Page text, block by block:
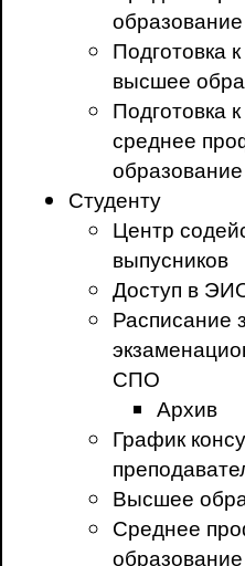
образование
Подготовка
высшее
Подготовка
среднее
образование
Студенту
Центр
выпусников
Доступ в
Расписание
СПО
Архив
График
Высшее
Среднее
образование